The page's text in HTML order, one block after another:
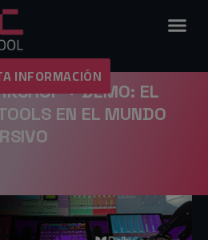
INFORMACIÓN
+ DEMO: EL
EN EL MUNDO